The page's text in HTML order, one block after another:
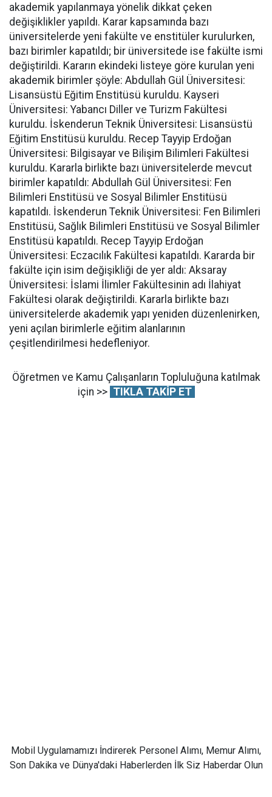
akademik yapılanmaya yönelik dikkat çeken
değişiklikler yapıldı. Karar kapsamında bazı
üniversitelerde yeni fakülte ve enstitüler kurulurken,
bazı birimler kapatıldı; bir üniversitede ise fakülte ismi
değiştirildi. Kararın ekindeki listeye göre kurulan yeni
akademik birimler şöyle: Abdullah Gül Üniversitesi:
Lisansüstü Eğitim Enstitüsü kuruldu. Kayseri
Üniversitesi: Yabancı Diller ve Turizm Fakültesi
kuruldu. İskenderun Teknik Üniversitesi: Lisansüstü
Eğitim Enstitüsü kuruldu. Recep Tayyip Erdoğan
Üniversitesi: Bilgisayar ve Bilişim Bilimleri Fakültesi
kuruldu. Kararla birlikte bazı üniversitelerde mevcut
birimler kapatıldı: Abdullah Gül Üniversitesi: Fen
Bilimleri Enstitüsü ve Sosyal Bilimler Enstitüsü
kapatıldı. İskenderun Teknik Üniversitesi: Fen Bilimleri
Enstitüsü, Sağlık Bilimleri Enstitüsü ve Sosyal Bilimler
Enstitüsü kapatıldı. Recep Tayyip Erdoğan
Üniversitesi: Eczacılık Fakültesi kapatıldı. Kararda bir
fakülte için isim değişikliği de yer aldı: Aksaray
Üniversitesi: İslami İlimler Fakültesinin adı İlahiyat
Fakültesi olarak değiştirildi. Kararla birlikte bazı
üniversitelerde akademik yapı yeniden düzenlenirken,
yeni açılan birimlerle eğitim alanlarının
çeşitlendirilmesi hedefleniyor.
Öğretmen ve Kamu Çalışanların Topluluğuna katılmak
için >> TIKLA TAKİP ET
Mobil Uygulamamızı İndirerek Personel Alımı, Memur Alımı,
Son Dakika ve Dünya'daki Haberlerden İlk Siz Haberdar Olun